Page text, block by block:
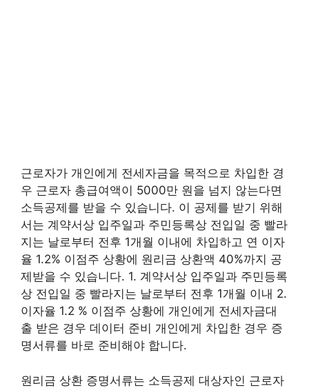
근로자가 개인에게 전세자금을 목적으로 차입한 경
우 근로자 총급여액이 5000만 원을 넘지 않는다면
소득공제를 받을 수 있습니다. 이 공제를 받기 위해
서는 계약서상 입주일과 주민등록상 전입일 중 빨라
지는 날로부터 전후 1개월 이내에 차입하고 연 이자
율 1.2% 이점주 상황에 원리금 상환액 40%까지 공
제받을 수 있습니다. 1. 계약서상 입주일과 주민등록
상 전입일 중 빨라지는 날로부터 전후 1개월 이내 2.
이자율 1.2 % 이점주 상황에 개인에게 전세자금대
출 받은 경우 데이터 준비 개인에게 차입한 경우 증
명서류를 바로 준비해야 합니다.
원리금 상환 증명서류는 소득공제 대상자인 근로자